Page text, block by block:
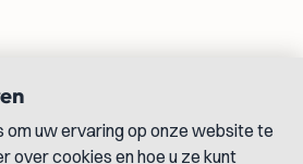
om uw ervaring op onze website te
over cookies en hoe u ze kunt